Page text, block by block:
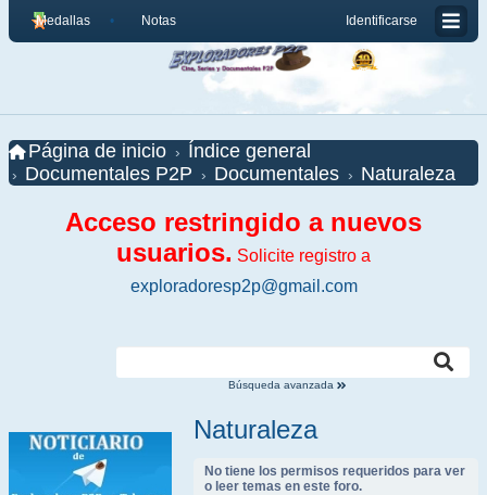
Identificarse
Medallas Notas
Página de inicio
Índice general
Documentales P2P
Documentales Naturaleza
Acceso restringido a nuevos
usuarios. Solicite registro a
exploradoresp2p@gmail.com
Búsqueda avanzada
Naturaleza
No tiene los permisos requeridos para ver
o leer temas en este foro.